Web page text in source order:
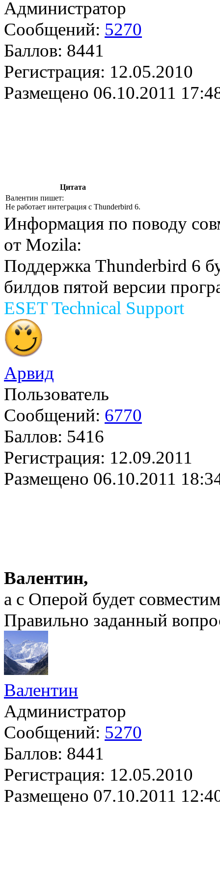
Администратор
Сообщений: 5270
Баллов: 8441
Регистрация: 12.05.2010
Размещено 06.10.2011
Цитата
Валентин пишет:
Не работает интеграция с Thunderbird 6.
Информация по поводу
от Mozila:
Поддержка Thunderbird 6
билдов пятой версии
ESET Technical Support
Арвид
Пользователь
Сообщений: 6770
Баллов: 5416
Регистрация: 12.09.2011
Размещено 06.10.2011
Валентин,
а с Оперой будет
Правильно заданный
Валентин
Администратор
Сообщений: 5270
Баллов: 8441
Регистрация: 12.05.2010
Размещено 07.10.2011